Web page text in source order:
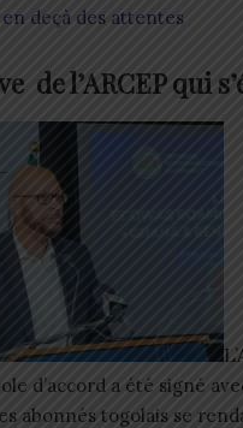
deçà des attentes
de l’ARCEP qui
d’accord a été signé
abonnés togolais se